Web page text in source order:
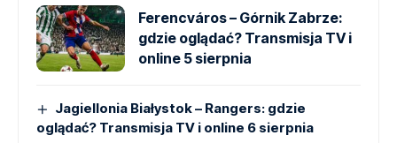
Ferencváros – Górnik Zabrze:
gdzie oglądać? Transmisja TV i
online 5 sierpnia
Jagiellonia Białystok – Rangers: gdzie
oglądać? Transmisja TV i online 6 sierpnia